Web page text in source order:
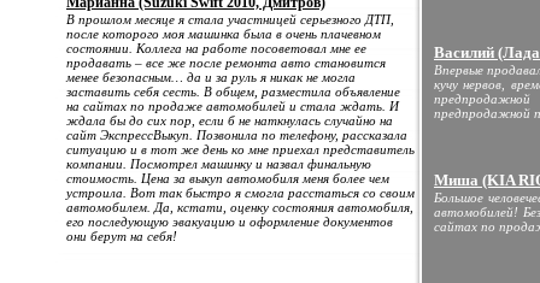
В прошлом месяце я стала участницей серьезного ДТП,
после которого моя машинка была в очень плачевном
состоянии. Коллега на работе посоветовал мне ее
продавать – все же после ремонта авто становится
менее безопасным… да и за руль я никак не могла
заставить себя сесть. В общем, разместила объявление
на сайтах по продаже автомобилей и стала ждать. И
ждала бы до сих пор, если б не наткнулась случайно на
сайт ЭкспрессВыкуп. Позвонила по телефону, рассказала
ситуацию и в тот же день ко мне приехал представитель
компании. Посмотрел машинку и назвал финальную
стоимость. Цена за выкуп автомобиля меня более чем
устроила. Вот так быстро я смогла расстаться со своим
автомобилем. Да, кстати, оценку состояния автомобиля,
его последующую эвакуацию и оформление документов
они берут на себя!
Василий
Впервые
кучу нервов,
предпродажной
Миша (KIA
Большое
автомобилей!
сайтах по